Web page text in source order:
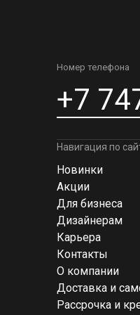
Номер телефона
+7
Навигация по
Новинки
Акции
Для бизнеса
Дизайнерам
Карьера
Контакты
О компании
Доставка и
Рассрочка и